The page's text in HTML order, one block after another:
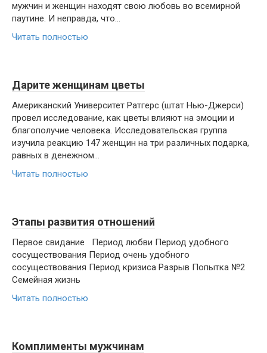
мужчин и женщин находят свою любовь во всемирной
паутине. И неправда, что...
Читать полностью
Дарите женщинам цветы
Американский Университет Ратгерс (штат Нью-Джерси)
провел исследование, как цветы влияют на эмоции и
благополучие человека. Исследовательская группа
изучила реакцию 147 женщин на три различных подарка,
равных в денежном...
Читать полностью
Этапы развития отношений
Первое свидание Период любви Период удобного
сосуществования Период очень удобного
сосуществования Период кризиса Разрыв Попытка №2
Семейная жизнь
Читать полностью
Комплименты мужчинам